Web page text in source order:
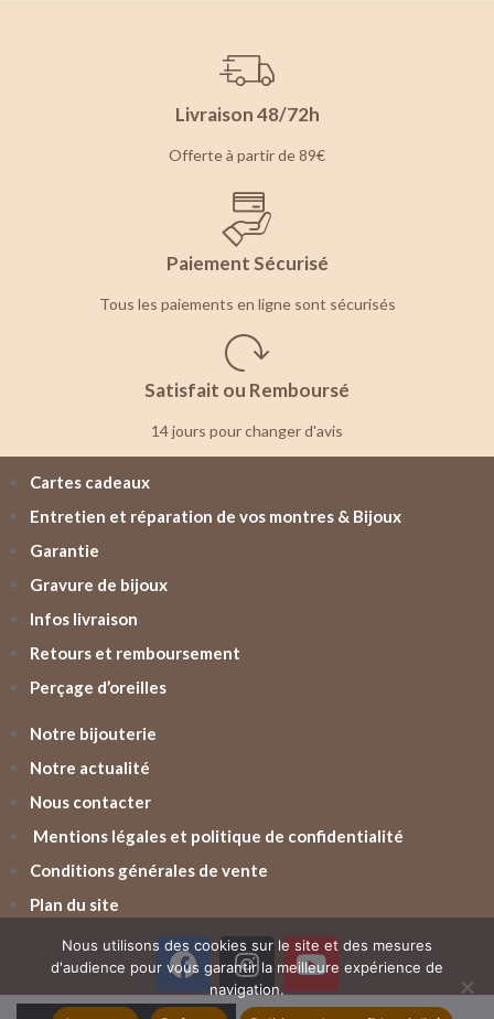
Livraison 48/72h
Offerte à partir de 89€
Paiement Sécurisé
Tous les paiements en ligne sont sécurisés
Satisfait ou Remboursé
14 jours pour changer d'avis
Cartes cadeaux
Entretien et réparation de vos montres & Bijoux
Garantie
Gravure de bijoux
Infos livraison
Retours et remboursement
Perçage d’oreilles
Notre bijouterie
Notre actualité
Nous contacter
Mentions légales et politique de confidentialité
Conditions générales de vente
Plan du site
2017-2026 © l’horloger de vern. Tous droits réservés –
Nous utilisons des cookies sur le site et des mesures
d'audience pour vous garantir la meilleure expérience de
navigation.